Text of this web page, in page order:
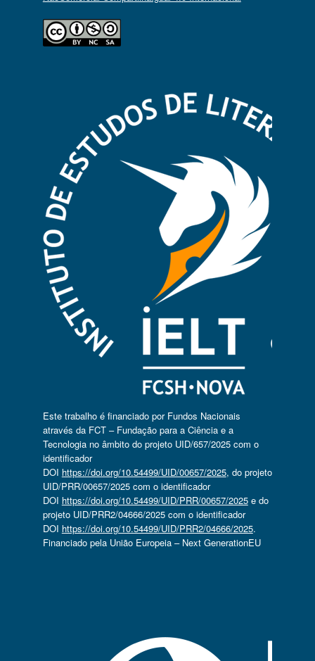
Este trabalho é financiado por Fundos Nacionais
através da FCT – Fundação para a Ciência e a
Tecnologia no âmbito do projeto UID/657/2025 com o
identificador
DOI https://doi.org/10.54499/UID/00657/2025, do projeto
UID/PRR/00657/2025 com o identificador
DOI https://doi.org/10.54499/UID/PRR/00657/2025e do
projeto UID/PRR2/04666/2025 com o identificador
DOI https://doi.org/10.54499/UID/PRR2/04666/2025.
Financiado pela União Europeia – Next GenerationEU